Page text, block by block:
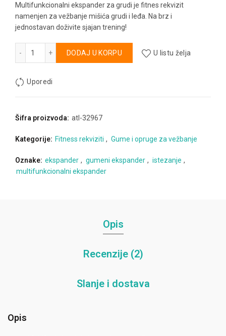
Multifunkcionalni ekspander za grudi je fitnes rekvizit
namenjen za vežbanje mišića grudi i leđa. Na brz i
jednostavan doživite sjajan trening!
Gumeni ekspander količina
DODAJ U KORPU
Alternative:
U listu želja
Uporedi
Šifra proizvoda: atl-32967
Kategorije: Fitness rekviziti , Gume i opruge za vežbanje
Oznake: ekspander , gumeni ekspander , istezanje ,
multifunkcionalni ekspander
Opis
Recenzije (2)
Slanje i dostava
Opis